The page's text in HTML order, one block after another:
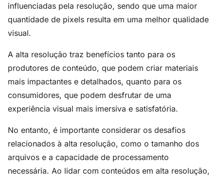
influenciadas pela resolução, sendo que uma maior
quantidade de pixels resulta em uma melhor qualidade
visual.
A alta resolução traz benefícios tanto para os
produtores de conteúdo, que podem criar materiais
mais impactantes e detalhados, quanto para os
consumidores, que podem desfrutar de uma
experiência visual mais imersiva e satisfatória.
No entanto, é importante considerar os desafios
relacionados à alta resolução, como o tamanho dos
arquivos e a capacidade de processamento
necessária. Ao lidar com conteúdos em alta resolução,